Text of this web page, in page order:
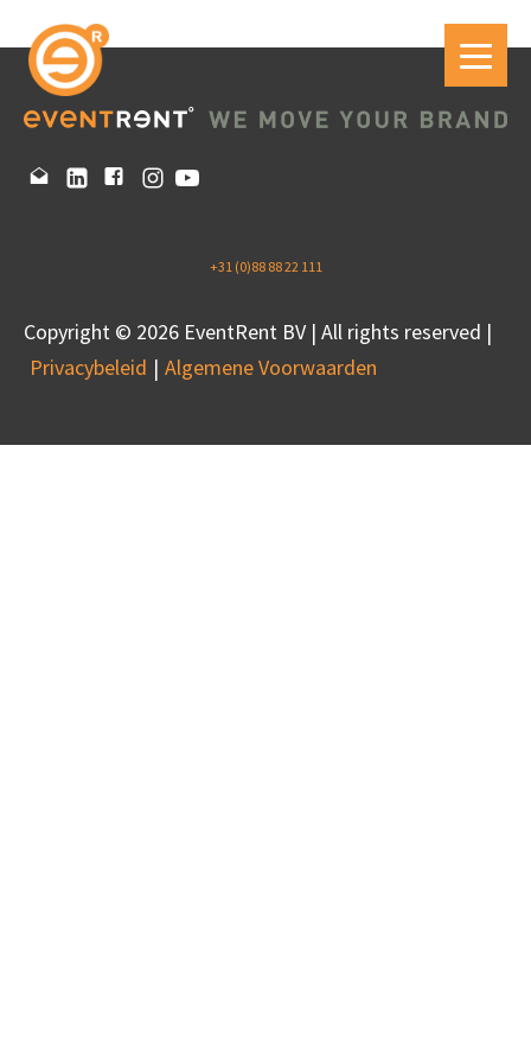
+31 (0)88 88 22 111
Copyright © 2026 EventRent BV | All rights reserved |
Privacybeleid
Algemene Voorwaarden